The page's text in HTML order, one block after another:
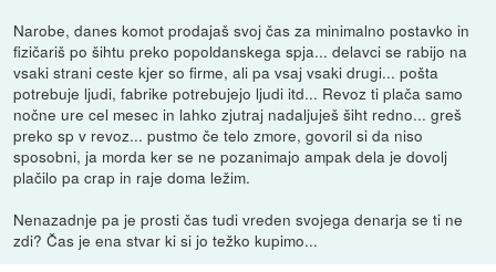
Narobe, danes komot prodajaš svoj čas za minimalno postavko in
fizičariš po šihtu preko popoldanskega spja... delavci se rabijo na
vsaki strani ceste kjer so firme, ali pa vsaj vsaki drugi... pošta
potrebuje ljudi, fabrike potrebujejo ljudi itd... Revoz ti plača samo
nočne ure cel mesec in lahko zjutraj nadaljuješ šiht redno... greš
preko sp v revoz... pustmo če telo zmore, govoril si da niso
sposobni, ja morda ker se ne pozanimajo ampak dela je dovolj
plačilo pa crap in raje doma ležim.
Nenazadnje pa je prosti čas tudi vreden svojega denarja se ti ne
zdi? Čas je ena stvar ki si jo težko kupimo...